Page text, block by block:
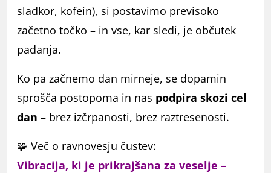
sladkor, kofein), si postavimo previsoko
začetno točko – in vse, kar sledi, je občutek
padanja.
Ko pa začnemo dan mirneje, se dopamin
sprošča postopoma in nas podpira skozi cel
dan – brez izčrpanosti, brez raztresenosti.
🧩 Več o ravnovesju čustev:
Vibracija, ki je prikrajšana za veselje –